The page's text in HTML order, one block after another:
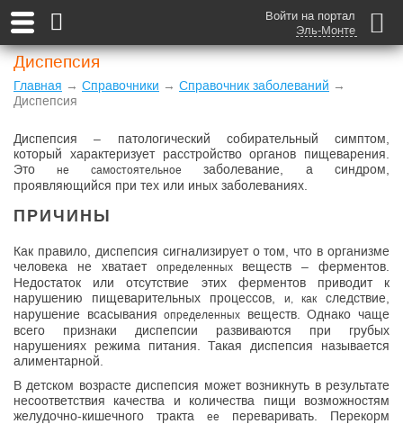
Войти на портал
Эль-Монте
Диспепсия
Главная → Справочники → Справочник заболеваний →
Диспепсия
Диспепсия – патологический собирательный симптом,
который характеризует расстройство органов пищеварения.
Этоне самостоятельное
заболевание, а синдром,
проявляющийся при тех или иных заболеваниях.
ПРИЧИНЫ
Как правило, диспепсия сигнализирует о том, что в организме
человека не хватает
определенныхвеществ – ферментов.
Недостаток или отсутствие этих ферментов приводит к
нарушению пищеварительных процессов, и, как следствие,
нарушение всасыванияопределенных веществ. Однако чаще
всего признаки диспепсии развиваются при грубых
нарушениях режима питания. Такая диспепсия называется
алиментарной.
В детском возрасте диспепсия может возникнуть в результате
несоответствия качества и количества пищи возможностям
желудочно-кишечного тракта ее
переваривать. Перекорм